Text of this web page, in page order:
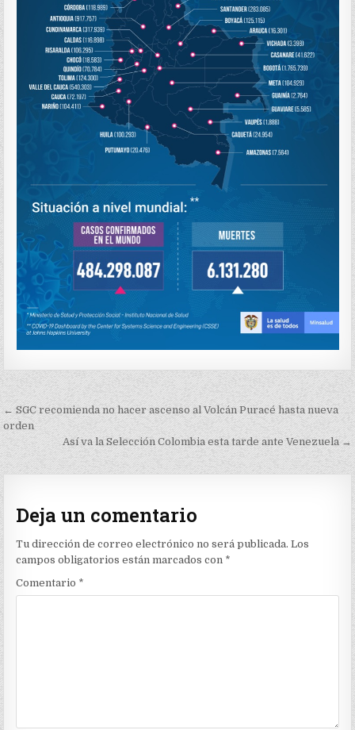
Navegación
de
← SGC recomienda no hacer ascenso al Volcán Puracé hasta nueva
orden
Así va la Selección Colombia esta tarde ante Venezuela →
Deja un comentario
Tu dirección de correo electrónico no será publicada. Los
campos obligatorios están marcados con *
Comentario *